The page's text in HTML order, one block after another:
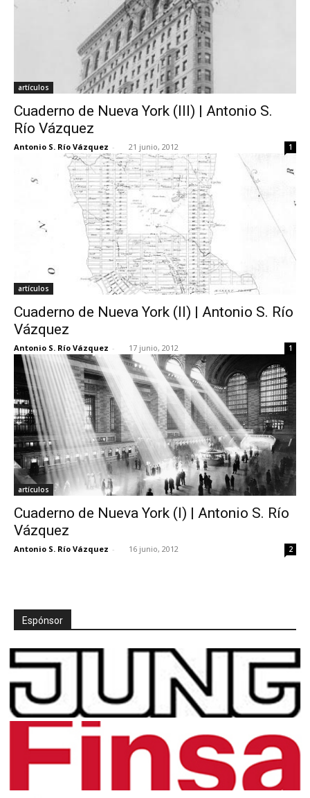
artículos
Cuaderno de Nueva York (III) | Antonio S.
Río Vázquez
Antonio S. Río Vázquez - 21 junio, 2012 1
artículos
Cuaderno de Nueva York (II) | Antonio S. Río
Vázquez
Antonio S. Río Vázquez - 17 junio, 2012 1
artículos
Cuaderno de Nueva York (I) | Antonio S. Río
Vázquez
Antonio S. Río Vázquez - 16 junio, 2012 2
Espónsor